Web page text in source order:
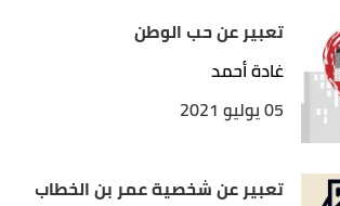
تعبير عن حب الوطن
غادة أحمد
05 يوليو 2021
تعبير عن شخصية عمر بن الخطاب